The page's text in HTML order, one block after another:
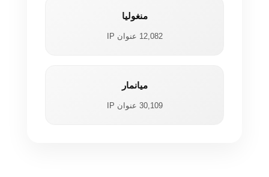
منغوليا
12,082 عنوان IP
ميانمار
30,109 عنوان IP